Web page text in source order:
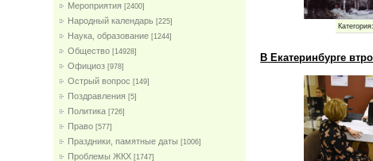
Мероприятия [2400]
Народный календарь [225]
Наука, образование [1244]
Общество [14928]
Официоз [978]
Острый вопрос [149]
Поздравления [5]
Политика [726]
Право [577]
Праздники, памятные даты [1006]
Проблемы ЖКХ [1747]
Категория:
В Екатеринбурге